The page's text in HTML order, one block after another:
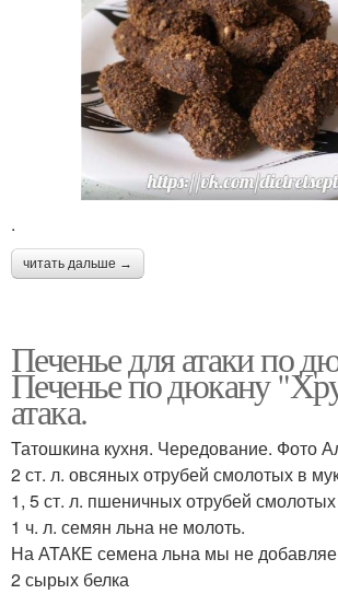
.
читать дальше →
Печенье для атаки по
Печенье по дюкану
атака.
Татошкина кухня. Чередование. Фото
2 ст. л. овсяных отрубей смолотых в
1, 5 ст. л. пшеничных отрубей
1 ч. л. семян льна не молоть.
На АТАКЕ семена льна мы не
2 сырых белка